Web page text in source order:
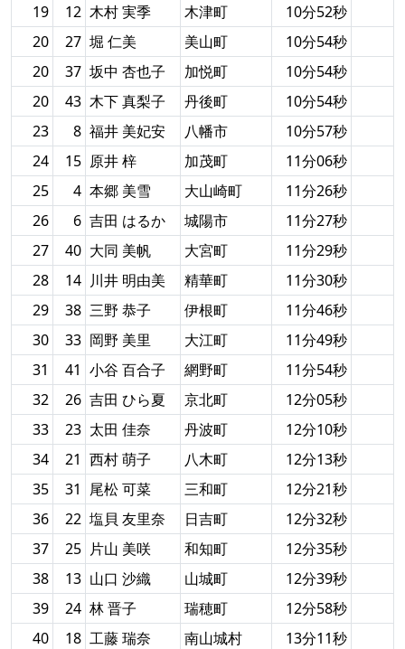
19
12 木村 実季 木津町
10分52秒
20
27 堀 仁美 美山町
10分54秒
20
37 坂中 杏也子 加悦町
10分54秒
20
43 木下 真梨子 丹後町
10分54秒
23
8 福井 美妃安 八幡市
10分57秒
24
15 原井 梓 加茂町
11分06秒
25
4 本郷 美雪 大山崎町
11分26秒
26
6 吉田 はるか 城陽市
11分27秒
27
40 大同 美帆 大宮町
11分29秒
28
14 川井 明由美 精華町
11分30秒
29
38 三野 恭子 伊根町
11分46秒
30
33 岡野 美里 大江町
11分49秒
31
41 小谷 百合子 網野町
11分54秒
32
26 吉田 ひら夏 京北町
12分05秒
33
23 太田 佳奈 丹波町
12分10秒
34
21 西村 萌子 八木町
12分13秒
35
31 尾松 可菜 三和町
12分21秒
36
22 塩貝 友里奈 日吉町
12分32秒
37
25 片山 美咲 和知町
12分35秒
38
13 山口 沙織 山城町
12分39秒
39
24 林 晋子 瑞穂町
12分58秒
40
18 工藤 瑞奈 南山城村
13分11秒